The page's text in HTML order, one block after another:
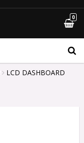
0
LCD DASHBOARD